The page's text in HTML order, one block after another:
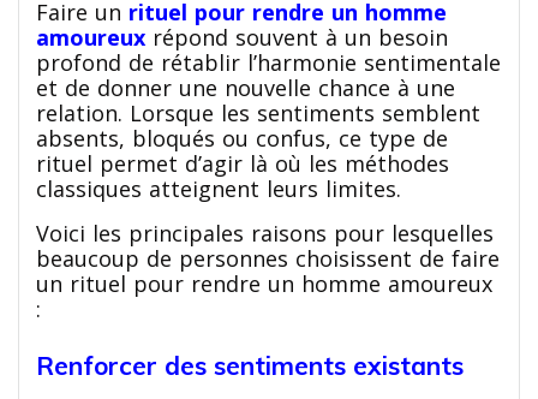
Faire un rituel pour rendre un homme
amoureux répond souvent à un besoin
profond de rétablir l’harmonie sentimentale
et de donner une nouvelle chance à une
relation. Lorsque les sentiments semblent
absents, bloqués ou confus, ce type de
rituel permet d’agir là où les méthodes
classiques atteignent leurs limites.
Voici les principales raisons pour lesquelles
beaucoup de personnes choisissent de faire
un rituel pour rendre un homme amoureux
:
Renforcer des sentiments existants